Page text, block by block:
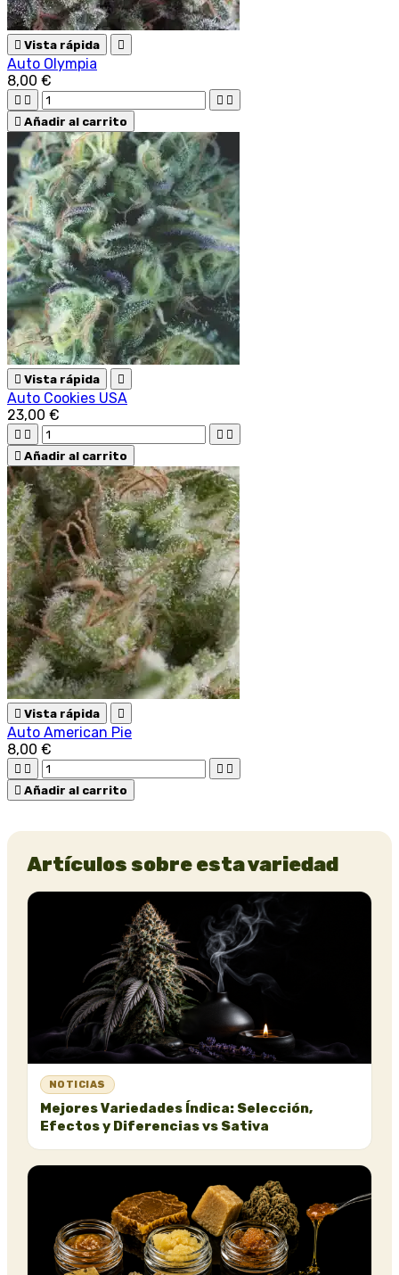
 Vista rápida 
Auto Olympia
8,00 €
   
 Añadir al carrito
 Vista rápida 
Auto Cookies USA
23,00 €
   
 Añadir al carrito
 Vista rápida 
Auto American Pie
8,00 €
   
 Añadir al carrito
Artículos sobre esta variedad
NOTICIAS
Mejores Variedades Índica: Selección,
Efectos y Diferencias vs Sativa